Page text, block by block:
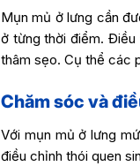
Mụn mủ ở lưng cần
ở từng thời điểm. Điều
thâm sẹo. Cụ thể các
Chăm sóc và
Với mụn mủ ở lưng
điều chỉnh thói quen